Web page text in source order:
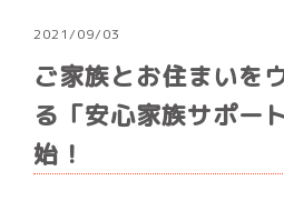
2021/09/03
ご家族とお住まいを
る「安心家族サポー
始！